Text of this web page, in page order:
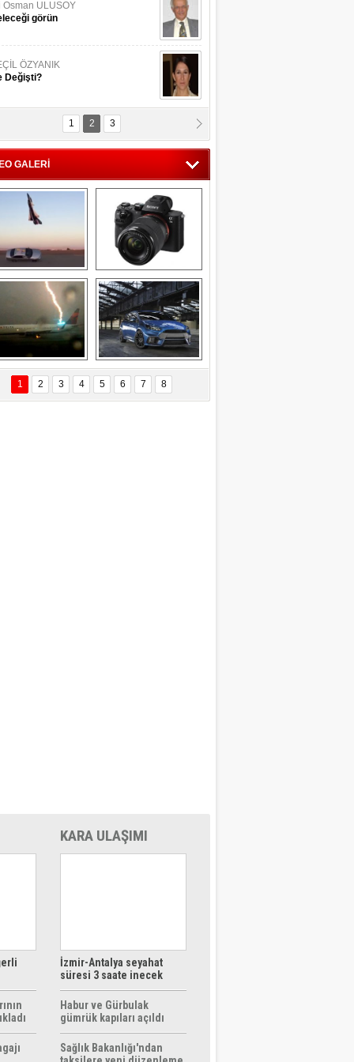
Osman ULUSOY
görün
ÖZYANIK
Değişti?
KÖYATASI
Vatan !
1 2 3
GALERİ
Savaş uçağı
pilotundan
muhteşem gösteri
Sony Alpha 7R II ön
inceleme
Delta uçağına
yıldırım çarptı
Ford Focus RS
(2015)
1 2 3 4 5 6 7 8
KARA ULAŞIMI
İzmir-Antalya seyahat
süresi 3 saate inecek
Habur ve Gürbulak
gümrük kapıları açıldı
Sağlık Bakanlığı'ndan